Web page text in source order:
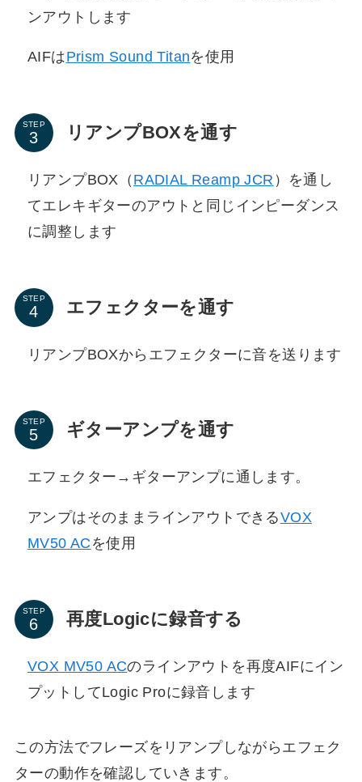
ンアウトします
AIFはPrism Sound Titanを使用
STEP リアンプBOXを通す
リアンプBOX（ RADIAL Reamp JCR ）を通し
てエレキギターのアウトと同じインピーダンス
に調整します
STEP エフェクターを通す
リアンプBOXからエフェクターに音を送ります
STEP ギターアンプを通す
エフェクター→ギターアンプに通します。
アンプはそのままラインアウトできるVOX
MV50 AC を使用
STEP 再度Logicに録音する
VOX MV50 ACのラインアウトを再度AIFにイン
プットしてLogic Proに録音します
この方法でフレーズをリアンプしながらエフェク
ターの動作を確認していきます。